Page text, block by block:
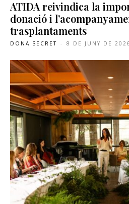
ATIDA reivindica la
donació i
trasplantaments
DONA SECRET - 8 DE JUNY DE 2026